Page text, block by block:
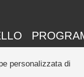
personalizzata di